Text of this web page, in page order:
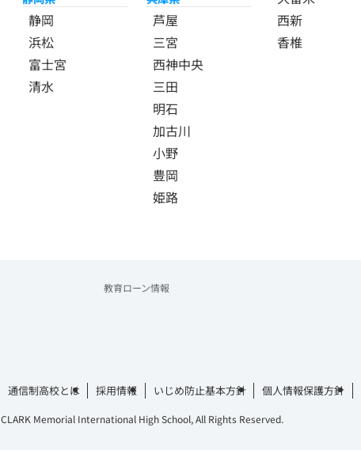
静岡
浜松
富士宮
清水
芦屋
三宮
西神中央
三田
明石
加古川
小野
豊岡
姫路
西新
香椎
教育ローン情報
通信制高校とは 採用情報 いじめ防止基本方針 個人情報保護方針
CLARK Memorial International High School, All Rights Reserved.